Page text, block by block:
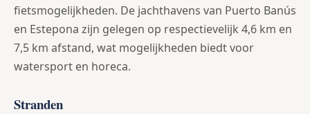
fietsmogelijkheden. De jachthavens van Puerto Banús
en Estepona zijn gelegen op respectievelijk 4,6 km en
7,5 km afstand, wat mogelijkheden biedt voor
watersport en horeca.
Stranden